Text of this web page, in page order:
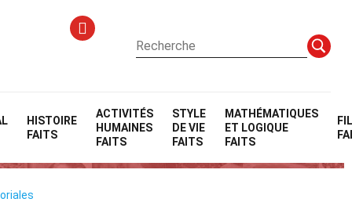
HISTOIRE
FAITS
ACTIVITÉS
HUMAINES
FAITS
STYLE
DE VIE
FAITS
MATHÉMATIQUES
ET LOGIQUE
FAITS